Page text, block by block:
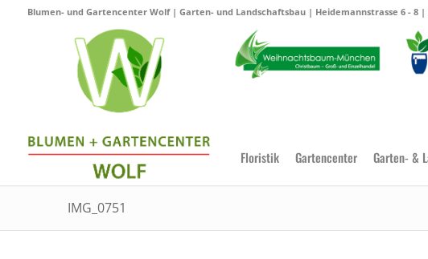
Blumen- und Gartencenter Wolf | Garten- und Landschaftsbau | Heidemannstrasse 6 - 8 |
Floristik Gartencenter Garten- &
IMG_0751